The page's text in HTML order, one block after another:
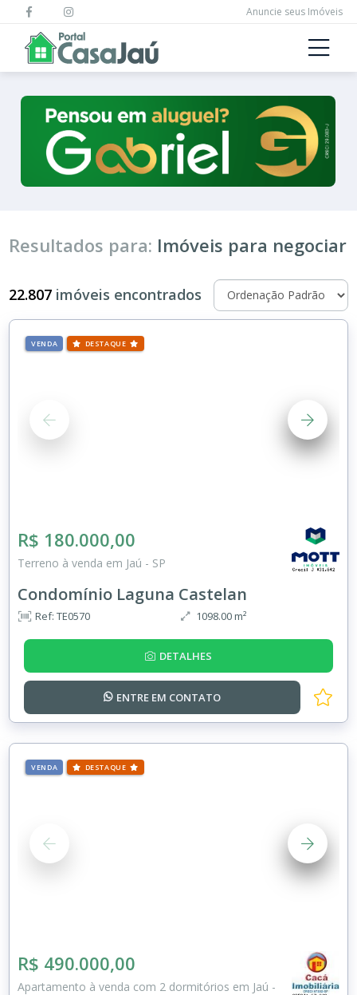
Anuncie seus Imóveis
Resultados para: Imóveis para negociar
22.807 imóveis encontrados
VENDA DESTAQUE
R$ 180.000,00
Terreno à venda em Jaú - SP
Condomínio Laguna Castelan
Ref: TE0570 1098.00 m²
DETALHES
ENTRE EM CONTATO
VENDA DESTAQUE
R$ 490.000,00
Apartamento à venda com 2 dormitórios em Jaú -